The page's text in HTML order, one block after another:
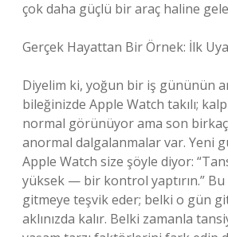
çok daha güçlü bir araç haline
Gerçek Hayattan Bir Örnek: İlk
Diyelim ki, yoğun bir iş gününün
bileğinizde Apple Watch takılı;
normal görünüyor ama son
anormal dalgalanmalar var. Yeni
Apple Watch size şöyle diyor:
yüksek — bir kontrol yaptırın.”
gitmeye teşvik eder; belki o gün
aklınızda kalır. Belki zamanla